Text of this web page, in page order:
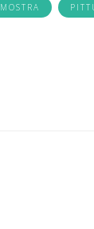
MOSTRA